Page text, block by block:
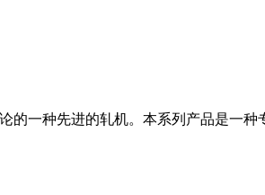
的一种先进的轧机。本系列产品是一种